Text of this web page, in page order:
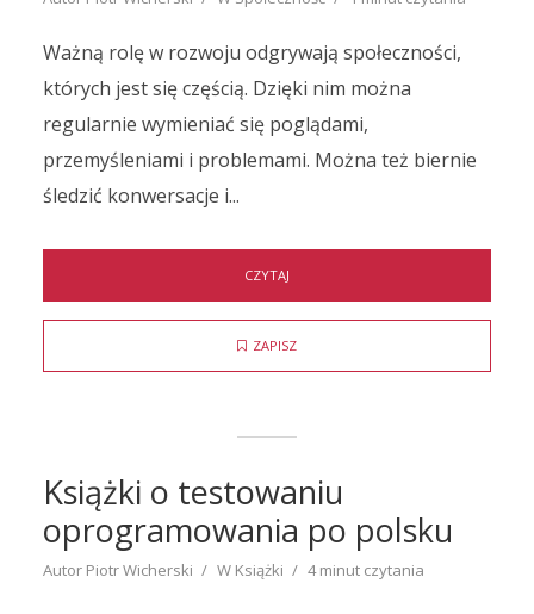
Ważną rolę w rozwoju odgrywają społeczności,
których jest się częścią. Dzięki nim można
regularnie wymieniać się poglądami,
przemyśleniami i problemami. Można też biernie
śledzić konwersacje i...
CZYTAJ
ZAPISZ
Książki o testowaniu
oprogramowania po polsku
Autor Piotr Wicherski W Książki 4 minut czytania